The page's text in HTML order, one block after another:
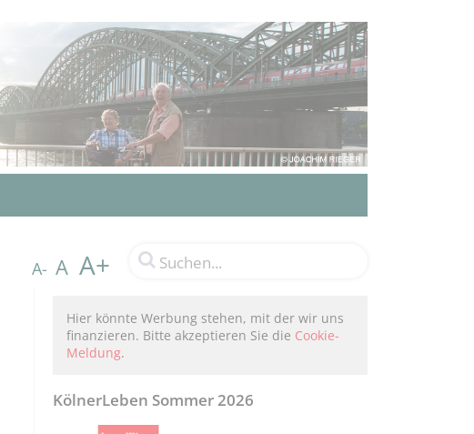
A- A A+
Hier könnte Werbung stehen, mit der wir uns
finanzieren. Bitte akzeptieren Sie die Cookie-
Meldung.
KölnerLeben Sommer 2026